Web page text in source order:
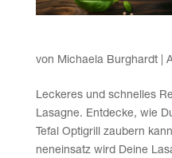
von Michaela Burghardt|
Lecke­res und schnel­les
Lasa­gne. Ent­de­cke, wie
Tefal Opti­grill zau­bern
nen­ein­satz wird Dei­ne